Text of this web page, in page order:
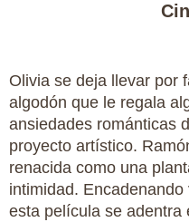
Olivia se deja llevar por
algodón que le regala
ansiedades románticas
proyecto artístico.
renacida como una
intimidad.
esta película se adentra